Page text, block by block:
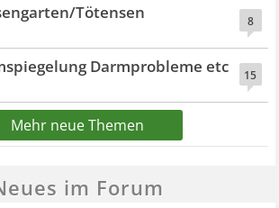
8
Tötensen
15
Darmprobleme etc
Mehr neue Themen
im Forum